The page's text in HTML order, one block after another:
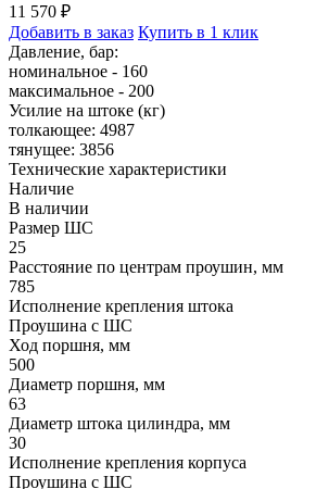
11 570 ₽
Добавить в заказ Купить в 1 клик
Давление, бар:
номинальное - 160
максимальное - 200
Усилие на штоке (кг)
толкающее: 4987
тянущее: 3856
Технические характеристики
Наличие
В наличии
Размер ШС
25
Расстояние по центрам проушин, мм
785
Исполнение крепления штока
Проушина с ШС
Ход поршня, мм
500
Диаметр поршня, мм
63
Диаметр штока цилиндра, мм
30
Исполнение крепления корпуса
Проушина с ШС